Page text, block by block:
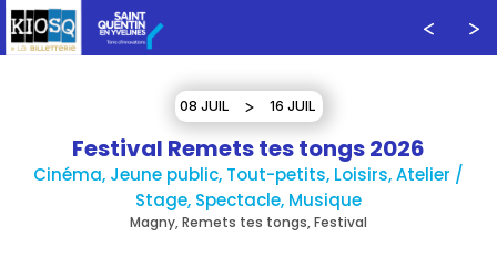
08 JUIL 16 JUIL
Festival Remets tes tongs 2026
Cinéma, Jeune public, Tout-petits, Loisirs, Atelier /
Stage, Spectacle, Musique
Magny, Remets tes tongs, Festival